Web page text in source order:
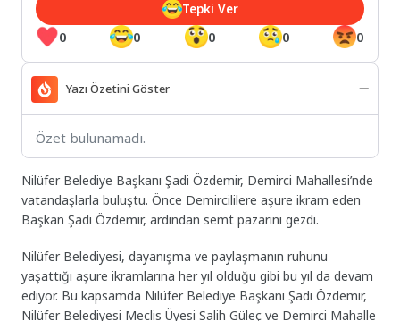
0 0 0 0 0
Tepki Ver
Yazı Özetini Göster
Özet bulunamadı.
Nilüfer Belediye Başkanı Şadi Özdemir, Demirci Mahallesi’nde
vatandaşlarla buluştu. Önce Demircililere aşure ikram eden
Başkan Şadi Özdemir, ardından semt pazarını gezdi.
Nilüfer Belediyesi, dayanışma ve paylaşmanın ruhunu
yaşattığı aşure ikramlarına her yıl olduğu gibi bu yıl da devam
ediyor. Bu kapsamda Nilüfer Belediye Başkanı Şadi Özdemir,
Nilüfer Belediyesi Meclis Üyesi Salih Güleç ve Demirci Mahalle